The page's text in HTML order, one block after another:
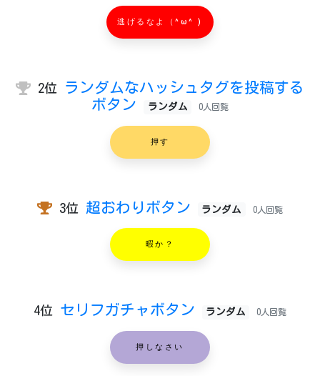
逃げるなよ（^ω^ )
2位
ランダムなハッシュタグを投稿する
ボタン
ランダム 0人回覧
押す
3位 超おわりボタン ランダム 0人回覧
暇か？
4位 セリフガチャボタン ランダム 0人回覧
押しなさい